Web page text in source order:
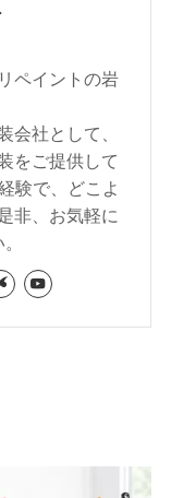
ペイントの岩
会社として、
をご提供して
験で、どこよ
非、お気軽に